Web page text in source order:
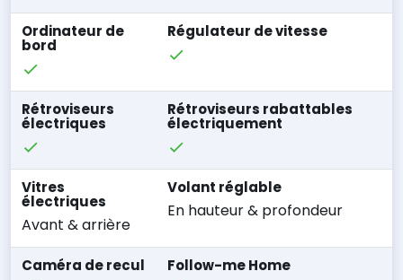
Ordinateur de
bord
Régulateur de vitesse
Rétroviseurs
électriques
Rétroviseurs rabattables
électriquement
Vitres
électriques
Avant & arrière
Volant réglable
En hauteur & profondeur
Caméra de recul Follow-me Home